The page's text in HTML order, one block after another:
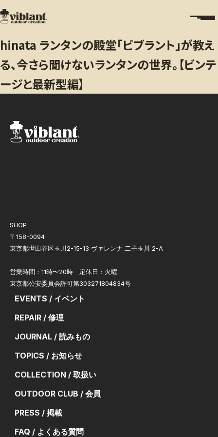
hinata ランタンの殿堂「ビブラント」が教え
る、今さら聞けないランタンの世界。【ビンテ
ージと最新型編】
SHOP
〒158-0094
東京都世田谷区玉川2-15-13 ヴァレンナ 二子玉川 2-A
営業時間：11時〜20時 定休日：火曜
東京都公安委員会許可第303271804834号
EVENTS / イベント
REPAIR / 修理
JOURNAL / 読みもの
TOPICS / お知らせ
COLLECTION / 取扱い
OUTDOOR CLUB / 会員
PRESS / 掲載
FAQ / よくある質問